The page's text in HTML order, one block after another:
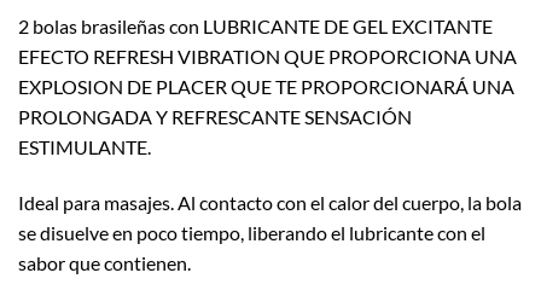
2 bolas brasileñas con LUBRICANTE DE GEL EXCITANTE
EFECTO REFRESH VIBRATION QUE PROPORCIONA UNA
EXPLOSION DE PLACER QUE TE PROPORCIONARÁ UNA
PROLONGADA Y REFRESCANTE SENSACIÓN
ESTIMULANTE.
Ideal para masajes. Al contacto con el calor del cuerpo, la bola
se disuelve en poco tiempo, liberando el lubricante con el
sabor que contienen.